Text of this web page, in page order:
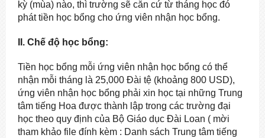
kỳ (mùa) nào, thì trường sẽ căn cứ từ tháng học đó
phát tiền học bổng cho ứng viên nhận học bổng.
II. Chế độ học bổng:
Tiền học bổng mỗi ứng viên nhận học bổng có thể
nhận mỗi tháng là 25,000 Đài tệ (khoảng 800 USD),
ứng viên nhận học bổng phải xin học tại những Trung
tâm tiếng Hoa được thành lập trong các trường đại
học theo quy định của Bộ Giáo dục Đài Loan ( mời
tham khảo file đính kèm : Danh sách Trung tâm tiếng